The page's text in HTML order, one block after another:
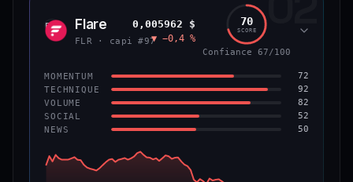
VAR. 7 J VAR. 30 J
+2,5 %
VS ATH
−45,9 %
CONFIANCE 65/100
FLR Flare
FLR · capi #97
0,005962 $
▼ −0,4 %
70
SCORE
Confiance 67/100
MOMENTUM 72
TECHNIQUE 92
VOLUME 82
SOCIAL 52
NEWS 50